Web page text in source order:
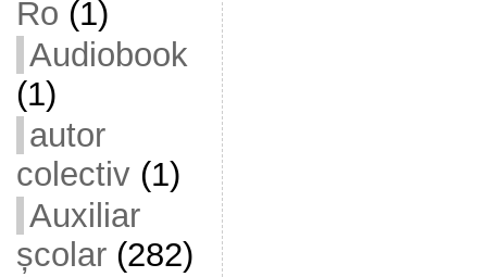
Ro (1)
Audiobook
(1)
autor
colectiv(1)
Auxiliar
școlar(282)